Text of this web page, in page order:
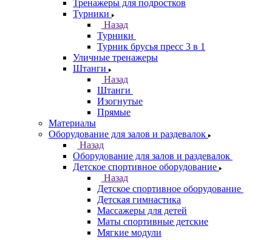
Тренажеры для подростков
Турники
Назад
Турники
Турник брусья пресс 3 в 1
Уличные тренажеры
Штанги
Назад
Штанги
Изогнутые
Прямые
Материалы
Оборудование для залов и раздевалок
Назад
Оборудование для залов и раздевалок
Детское спортивное оборудование
Назад
Детское спортивное оборудование
Детская гимнастика
Массажеры для детей
Маты спортивные детские
Мягкие модули